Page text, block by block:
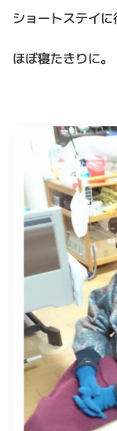
ショートステイ
ほぼ寝たきりに。